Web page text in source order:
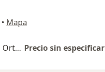
• Mapa
Consultas sucesivas Ortopedia y Traumatología Precio sin especificar